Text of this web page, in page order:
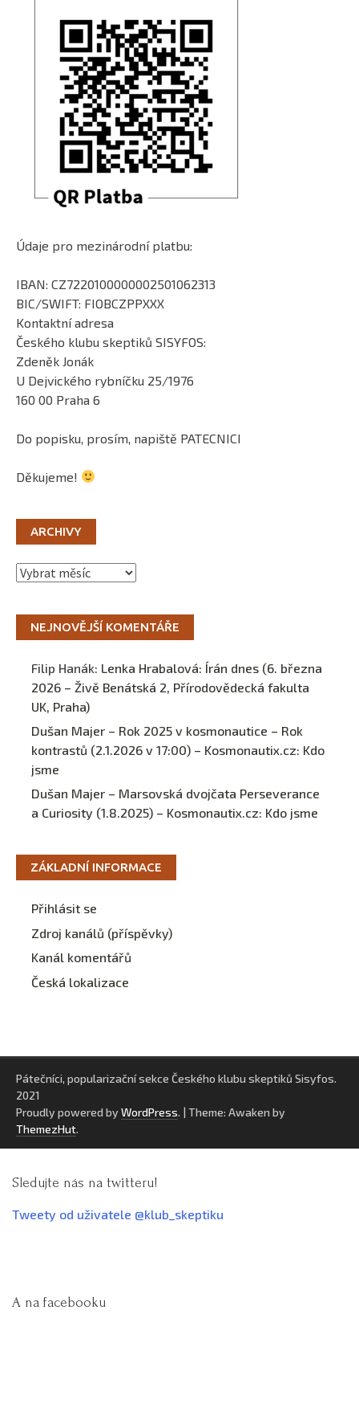
Údaje pro mezinárodní platbu:
IBAN: CZ7220100000002501062313
BIC/SWIFT: FIOBCZPPXXX
Kontaktní adresa
Českého klubu skeptiků SISYFOS:
Zdeněk Jonák
U Dejvického rybníčku 25/1976
160 00 Praha 6
Do popisku, prosím, napiště PATECNICI
Děkujeme!
ARCHIVY
Archivy
NEJNOVĚJŠÍ KOMENTÁŘE
Filip Hanák: Lenka Hrabalová: Írán dnes (6. března
2026 – Živě Benátská 2, Přírodovědecká fakulta
UK, Praha)
Dušan Majer – Rok 2025 v kosmonautice – Rok
kontrastů (2.1.2026 v 17:00) – Kosmonautix.cz: Kdo
jsme
Dušan Majer – Marsovská dvojčata Perseverance
a Curiosity (1.8.2025) – Kosmonautix.cz: Kdo jsme
ZÁKLADNÍ INFORMACE
Přihlásit se
Zdroj kanálů (příspěvky)
Kanál komentářů
Česká lokalizace
Pátečníci, popularizační sekce Českého klubu skeptiků Sisyfos.
2021
Proudly powered by WordPress. | Theme: Awaken by
ThemezHut.
Sledujte nás na twitteru!
Tweety od uživatele @klub_skeptiku
A na facebooku